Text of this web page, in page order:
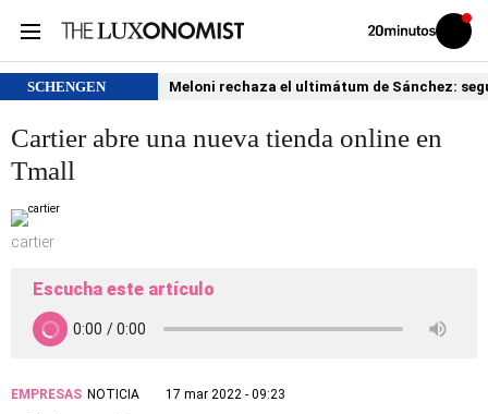
Volver
Iniciar
sesión
SCHENGEN Meloni rechaza el ultimátum de Sánchez:
Cartier abre una nueva tienda online en
Tmall
cartier
Escucha este artículo
EMPRESAS NOTICIA
17 mar 2022 - 09:23